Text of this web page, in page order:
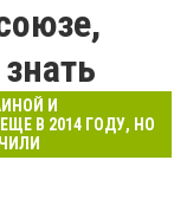
И
В 2014 ГОДУ, НО